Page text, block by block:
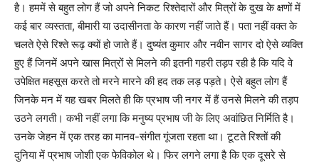
है। हममें से बहुत लोग हैं जो अपने निकट रिश्तेदारों और मित्रों के दुख के क्षणों में
कई बार व्यस्तता, बीमारी या उदासीनता के कारण नहीं जाते हैं। पता नहीं वक्त के
चलते ऐसे रिश्ते रूढ़ क्यों हो जाते हैं। दुष्यंत कुमार और नवीन सागर दो ऐसे व्यक्ति
हुए हैं जिनमें अपने खास मित्रों से मिलने की इतनी गहरी तड़प रही है कि यदि वे
उपेक्षित महसूस करते तो मरने मारने की हद तक लड़ पड़ते। ऐसे बहुत लोग हैं
जिनके मन में यह खबर मिलते ही कि प्रभाष जी नगर में हैं उनसे मिलने की तड़प
उठने लगती। कभी नहीं लगा कि मनुष्य प्रभाष जी के लिए अवांछित निर्मिति है।
उनके जेहन में एक तरह का मानव-संगीत गूंजता रहता था। टूटते रिश्तों की
दुनिया में प्रभाष जोशी एक फेविकोल थे। फिर लगने लगा है कि एक दूसरे से